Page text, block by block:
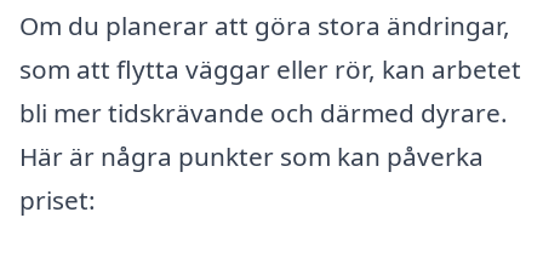
Om du planerar att göra stora ändringar,
som att flytta väggar eller rör, kan arbetet
bli mer tidskrävande och därmed dyrare.
Här är några punkter som kan påverka
priset: